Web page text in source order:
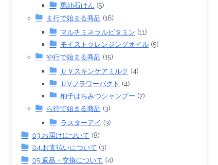
馬油石けん (5)
ま行で始まる商品 (16)
マルチミネラルビタミン (11)
モイストクレンジングオイル(5)
や行で始まる商品 (15)
ＵＶスキンケアミルク (4)
ＵVフラワーパクト (4)
柚子はちみつシャンプー (7)
ら行で始まる商品 (3)
ラスターアイ (3)
03.お届けについて (8)
04.お支払いについて (3)
05.返品・交換について (4)